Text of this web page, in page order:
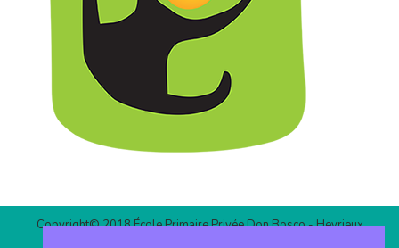
Copyright© 2018 École Primaire Privée Don Bosco - Heyrieux